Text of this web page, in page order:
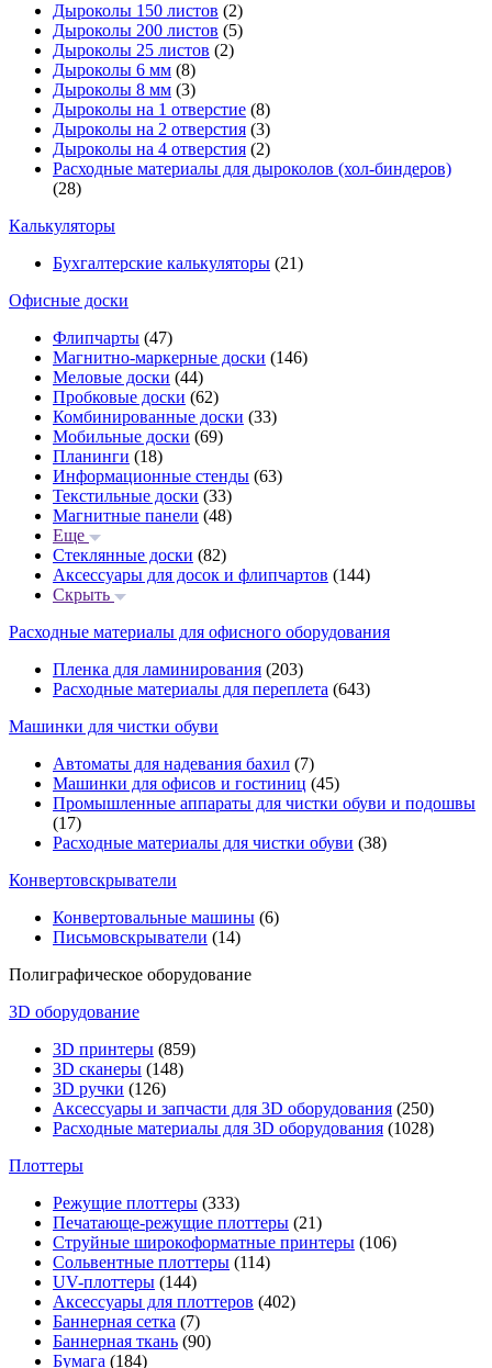
Дыроколы 150 листов (2)
Дыроколы 200 листов (5)
Дыроколы 25 листов (2)
Дыроколы 6 мм (8)
Дыроколы 8 мм (3)
Дыроколы на 1 отверстие (8)
Дыроколы на 2 отверстия (3)
Дыроколы на 4 отверстия (2)
Расходные материалы для дыроколов (хол-биндеров)
(28)
Калькуляторы
Бухгалтерские калькуляторы (21)
Офисные доски
Флипчарты (47)
Магнитно-маркерные доски (146)
Меловые доски (44)
Пробковые доски (62)
Комбинированные доски (33)
Мобильные доски (69)
Планинги (18)
Информационные стенды (63)
Текстильные доски (33)
Магнитные панели (48)
Еще
Стеклянные доски (82)
Аксессуары для досок и флипчартов (144)
Скрыть
Расходные материалы для офисного оборудования
Пленка для ламинирования (203)
Расходные материалы для переплета (643)
Машинки для чистки обуви
Автоматы для надевания бахил (7)
Машинки для офисов и гостиниц (45)
Промышленные аппараты для чистки обуви и подошвы
(17)
Расходные материалы для чистки обуви (38)
Конвертовскрыватели
Конвертовальные машины (6)
Письмовскрыватели (14)
Полиграфическое оборудование
3D оборудование
3D принтеры (859)
3D сканеры (148)
3D ручки (126)
Аксессуары и запчасти для 3D оборудования (250)
Расходные материалы для 3D оборудования (1028)
Плоттеры
Режущие плоттеры (333)
Печатающе-режущие плоттеры (21)
Струйные широкоформатные принтеры (106)
Сольвентные плоттеры (114)
UV-плоттеры (144)
Аксессуары для плоттеров (402)
Баннерная сетка (7)
Баннерная ткань (90)
Бумага (184)